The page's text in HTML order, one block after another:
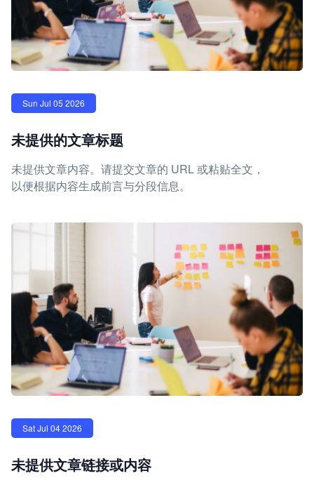
Sun Jul 05 2026
未提供的文章标题
未提供文章内容。请提交文章的 URL 或粘贴全文，
以便根据内容生成前言与分段信息。
Sat Jul 04 2026
未提供文章链接或内容